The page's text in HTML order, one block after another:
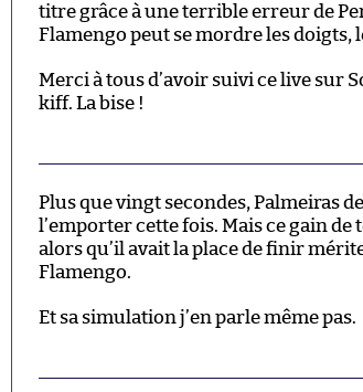
titre grâce à une terrible erreur de
Flamengo peut se mordre les doigts,
Merci à tous d’avoir suivi ce live sur
kiff. La bise !
Plus que vingt secondes, Palmeiras
l’emporter cette fois. Mais ce gain de
alors qu’il avait la place de finir
Flamengo.
Et sa simulation j’en parle même pas.